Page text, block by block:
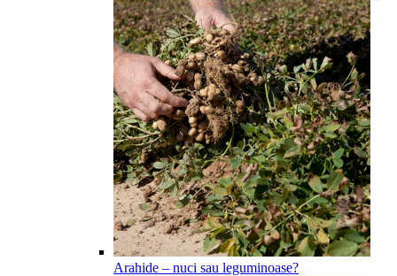
Arahide – nuci sau leguminoase?